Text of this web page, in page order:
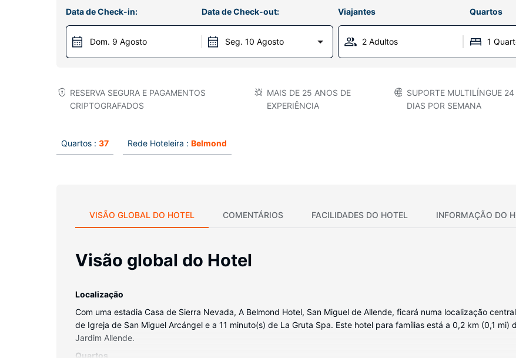
Data de Check-in:
Dom. 9 Agosto
Data de Check-out:
Seg. 10 Agosto
Viajantes Quartos
2 Adultos 1
RESERVA SEGURA E PAGAMENTOS
CRIPTOGRAFADOS
MAIS DE 25 ANOS DE
EXPERIÊNCIA
SUPORTE MULTILÍNGUE
DIAS POR SEMANA
Quartos : 37 Rede Hoteleira : Belmond
VISÃO GLOBAL DO HOTEL COMENTÁRIOS FACILIDADES DO HOTEL INFORMAÇÃO DO
Visão global do Hotel
Localização
Com uma estadia Casa de Sierra Nevada, A Belmond Hotel, San Miguel de Allende, ficará numa localização
de Igreja de San Miguel Arcángel e a 11 minuto(s) de La Gruta Spa. Este hotel para famílias está a 0,2 km (0,1 mi)
Jardim Allende.
Quartos